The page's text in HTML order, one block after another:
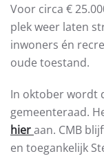
Voor circa €
plek weer laten
inwoners én
oude toestand.
In oktober wordt
gemeenteraad.
hieraan. CMB
en toegankelijk